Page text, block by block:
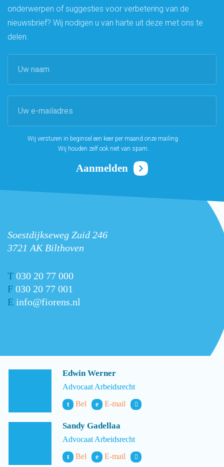
onderwerpen of suggesties voor verbetering van de
nieuwsbrief? Wij nodigen u van harte uit deze met ons te
delen.
Wij versturen in beginsel een keer per maand onze mailing.
Wij houden zelf ook niet van spam.
Soestdijkseweg Zuid 246
3721 AK Bilthoven
T 030 20 77 000
F 030 20 77 001
E info@fiorens.nl
Edwin Werner
Advocaat Arbeidsrecht
t Bel e E-mail
Sandy Gadellaa
Advocaat Arbeidsrecht
t Bel e E-mail